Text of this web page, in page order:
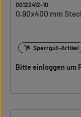
00122412-10
0,90x400 mm
Sperrgut-Artikel
Bitte einloggen um